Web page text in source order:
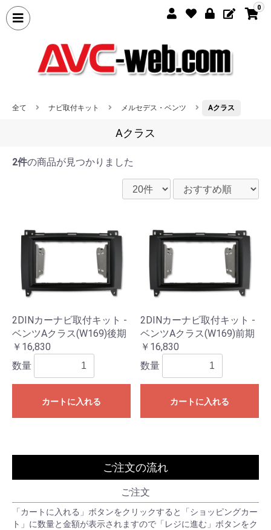
0
全て ナビ取付キット メルセデス・ベンツ Aクラス
Aクラス
2件の商品が見つかりました
2DINカーナビ取付キット -
ベンツAクラス(W169)後期
￥16,830
数量
カートに入れる
2DINカーナビ取付キット -
ベンツAクラス(W169)前期
￥16,830
数量
カートに入れる
ご注文の流れ
ご注文
「カートに入れる」ボタンをクリックすると「ショッピングカー
ト」に数量と金額が表示されますので「レジに進む」ボタンをク